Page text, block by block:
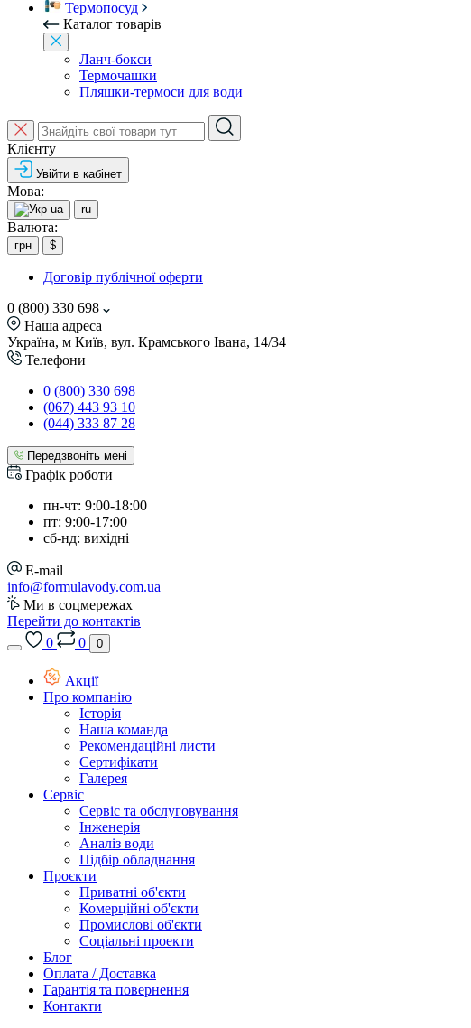
Термопосуд
Каталог товарів
Ланч-бокси
Термочашки
Пляшки-термоси для води
Клієнту
Увійти в кабінет
Мова:
ua ru
Валюта:
грн $
Договір публічної оферти
0 (800) 330 698
Наша адреса
Україна, м Київ, вул. Крамського Івана, 14/34
Телефони
0 (800) 330 698
(067) 443 93 10
(044) 333 87 28
Передзвоніть мені
Графік роботи
пн-чт: 9:00-18:00
пт: 9:00-17:00
сб-нд: вихідні
E-mail
info@formulavody.com.ua
Ми в соцмережах
Перейти до контактів
0
0 0
Акції
Про компанію
Історія
Наша команда
Рекомендаційні листи
Сертифікати
Галерея
Сервіс
Сервіс та обслуговування
Інженерія
Аналіз води
Підбір обладнання
Проєкти
Приватні об'єкти
Комерційні об'єкти
Промислові об'єкти
Соціальні проекти
Блог
Оплата / Доставка
Гарантія та повернення
Контакти